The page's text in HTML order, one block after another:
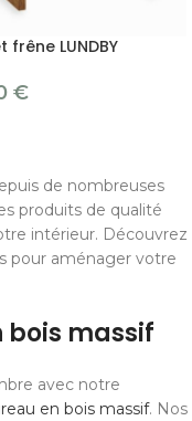
frêne LUNDBY
€
de nombreuses
produits de qualité
intérieur. Découvrez
pour aménager votre
massif
avec notre
en bois massif. Nos